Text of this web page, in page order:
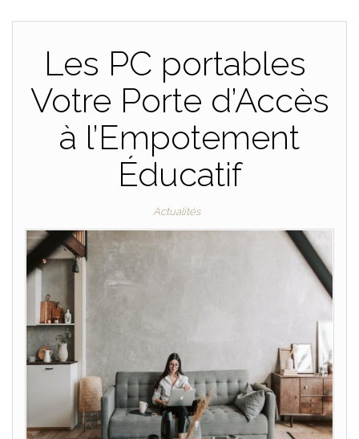
Les PC portables
Votre Porte d’Accès
à l’Empotement
Éducatif
Actualités